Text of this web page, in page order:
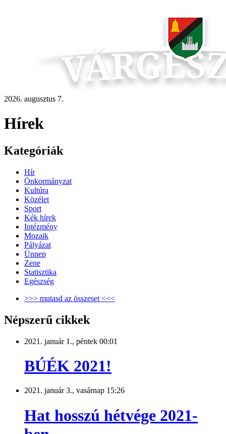
2026. augusztus 7.
Hírek
Kategóriák
Hír
Önkormányzat
Kultúra
Közélet
Sport
Kék hírek
Intézmény
Mozaik
Pályázat
Ünnep
Zene
Statisztika
Egészség
>>> mutasd az összeset <<<
Népszerű cikkek
2021. január 1., péntek 00:01
BÚÉK 2021!
2021. január 3., vasárnap 15:26
Hat hosszú hétvége 2021-